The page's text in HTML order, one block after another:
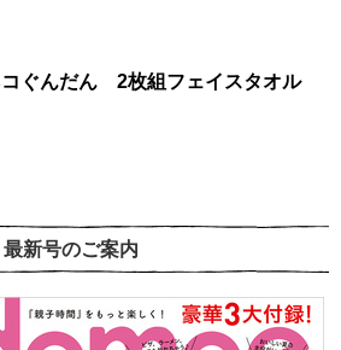
コぐんだん 2枚組フェイスタオル
最新号のご案内